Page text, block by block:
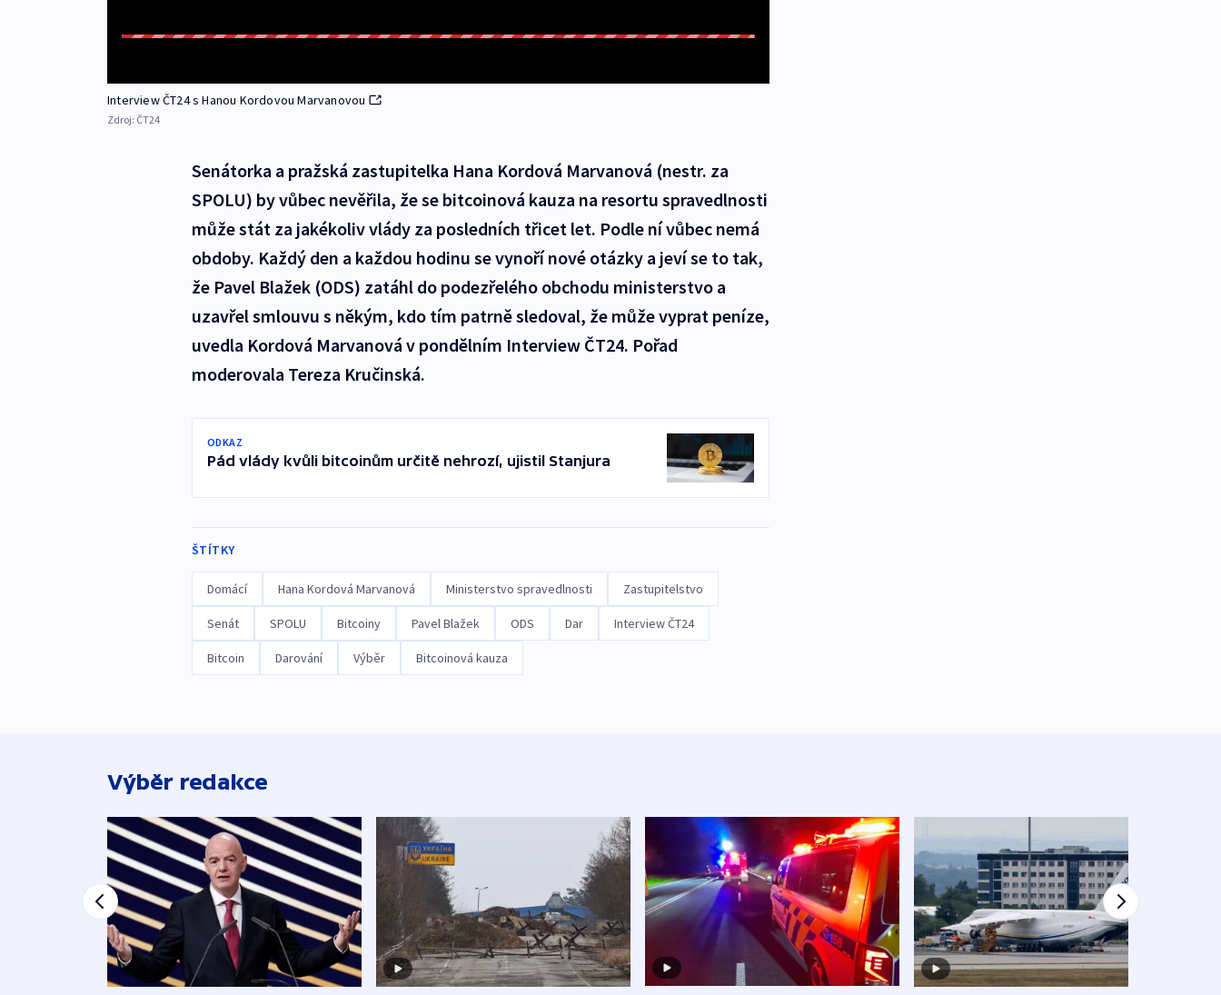
Interview ČT24 s Hanou Kordovou Marvanovou
Zdroj: ČT24
Senátorka a pražská zastupitelka Hana Kordová Marvanová (nestr. za
SPOLU) by vůbec nevěřila, že se bitcoinová kauza na resortu spravedlnosti
může stát za jakékoliv vlády za posledních třicet let. Podle ní vůbec nemá
obdoby. Každý den a každou hodinu se vynoří nové otázky a jeví se to tak,
že Pavel Blažek (ODS) zatáhl do podezřelého obchodu ministerstvo a
uzavřel smlouvu s někým, kdo tím patrně sledoval, že může vyprat peníze,
uvedla Kordová Marvanová v pondělním Interview ČT24. Pořad
moderovala Tereza Kručinská.
ODKAZ
Pád vlády kvůli bitcoinům určitě nehrozí, ujistil Stanjura
ŠTÍTKY
Domácí Hana Kordová Marvanová Ministerstvo spravedlnosti Zastupitelstvo
Senát SPOLU Bitcoiny Pavel Blažek ODS Dar Interview ČT24
Bitcoin Darování Výběr Bitcoinová kauza
Výběr redakce